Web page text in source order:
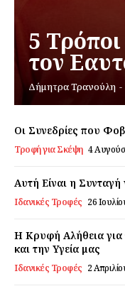
Daily
Αποποίηση Ευθυνών
Ο λογαριασμός μου
5
τον
Δήμητρα Τρανούλη -
Οι Συνεδρίες που
Τροφή για Σκέψη 4
Αυτή Είναι η
Ιδανικές Τροφές 26
Η Κρυφή Αλήθεια για
και την Υγεία μας
Ιδανικές Τροφές 2